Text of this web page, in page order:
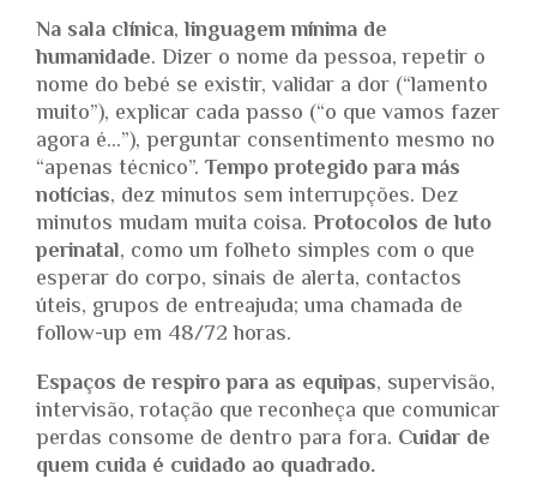
Na sala clínica,linguagem mínima de
humanidade. Dizer o nome da pessoa, repetir o
nome do bebé se existir, validar a dor (“lamento
muito”), explicar cada passo (“o que vamos fazer
agora é…”), perguntar consentimento mesmo no
“apenas técnico”. Tempo protegido para más
notícias, dez minutos sem interrupções. Dez
minutos mudam muita coisa. Protocolos de luto
perinatal, como um folheto simples com o que
esperar do corpo, sinais de alerta, contactos
úteis, grupos de entreajuda; uma chamada de
follow-up em 48/72 horas.
Espaços de respiropara as equipas, supervisão,
intervisão, rotação que reconheça que comunicar
perdas consome de dentro para fora. Cuidar de
quem cuida é cuidado ao quadrado.